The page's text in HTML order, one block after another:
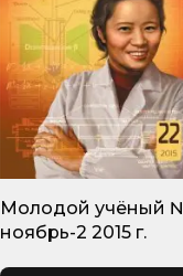
Молодой учёный
ноябрь-2 2015 г.